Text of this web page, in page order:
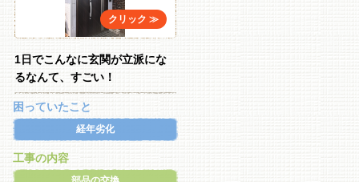
1日でこんなに玄関が立派にな
るなんて、すごい！
困っていたこと
経年劣化
工事の内容